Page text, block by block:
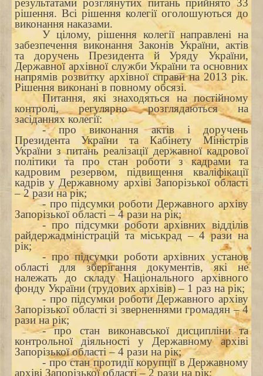
результатами розглянутих питань прийнято 33
рішення. Всі рішення колегії оголошуються до
виконання наказами.
У цілому, рішення колегії направлені на
забезпечення виконання Законів України, актів
та доручень Президента й Уряду України,
Державної архівної служби України та основних
напрямів розвитку архівної справи на 2013 рік.
Рішення виконані в повному обсязі.
Питання, які знаходяться на постійному
контролі, регулярно розглядаються на
засіданнях колегії:
- про виконання актів і доручень
Президента України та Кабінету Міністрів
України з питань реалізації державної кадрової
політики та про стан роботи з кадрами та
кадровим резервом, підвищення кваліфікації
кадрів у Державному архіві Запорізької області
– 2 рази на рік;
- про підсумки роботи Державного архіву
Запорізької області – 4 рази на рік;
- про підсумки роботи архівних відділів
райдержадміністрацій та міськрад – 4 рази на
рік;
- про підсумки роботи архівних установ
області для зберігання документів, які не
належать до складу Національного архівного
фонду України (трудових архівів) – 1 раз на рік;
- про підсумки роботи Державного архіву
Запорізької області зі зверненнями громадян – 4
рази на рік;
- про стан виконавської дисципліни та
контрольної діяльності у Державному архіві
Запорізької області – 4 рази на рік;
- про стан протидії корупції в Державному
архіві Запорізької області – 2 рази на рік;